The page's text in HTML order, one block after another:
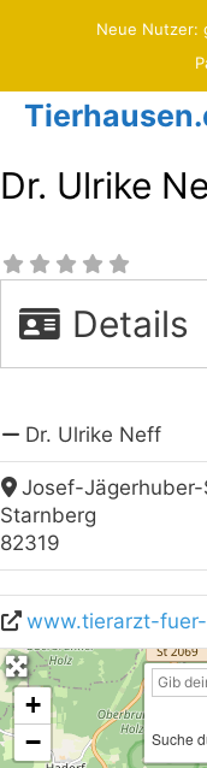
Neue Nutzer:
Dr. Ulrike
Details
Dr. Ulrike Neff
Josef-Jägerhuber-
Starnberg
82319
www.tierarzt-
+
−
Suche